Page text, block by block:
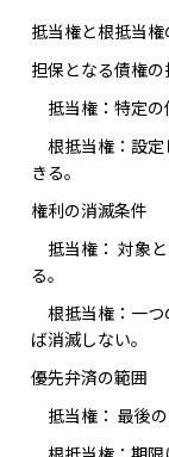
抵当権と根抵当権
担保となる債権の
抵当権：特定の
根抵当権：設定
きる。
権利の消滅条件
抵当権： 対象
る。
根抵当権：一つ
ば消滅しない。
優先弁済の範囲
抵当権： 最後の